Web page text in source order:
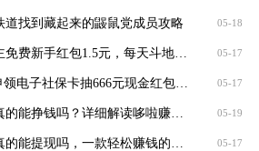
道找到藏起来的鼹鼠党成员攻略 05-18
哈灵斗地主免费新手红包1.5元，每天斗地主领元 05-17
招行APP申领电子社保卡抽666元现金红包，100%有礼 05-17
哆啦赚是真的能挣钱吗？详细解读哆啦赚是不是 05-19
05-17